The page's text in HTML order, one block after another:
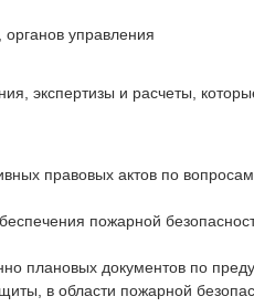
управления
экспертизы и расчеты,
правовых актов по
пожарной
плановых документов по
в области пожарной